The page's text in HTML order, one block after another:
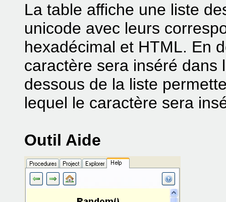
La table affiche une liste
unicode avec leurs
hexadécimal et HTML. En
caractère sera inséré dans
dessous de la liste
lequel le caractère sera
Outil Aide